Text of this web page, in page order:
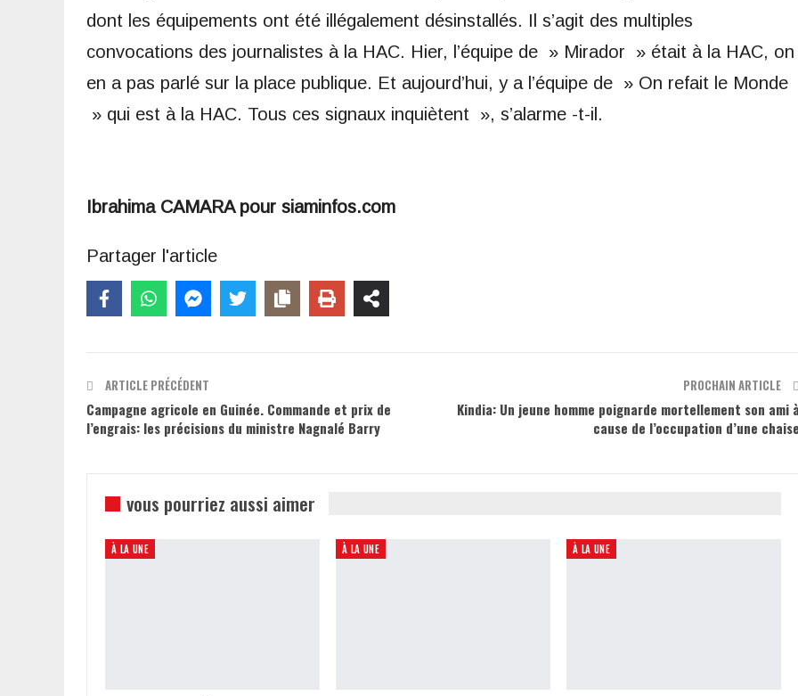
dont les équipements ont été illégalement désinstallés. Il s’agit des multiples
convocations des journalistes à la HAC. Hier, l’équipe de » Mirador » était à la HAC, on
en a pas parlé sur la place publique. Et aujourd’hui, y a l’équipe de » On refait le Monde
» qui est à la HAC. Tous ces signaux inquiètent », s’alarme -t-il.
Ibrahima CAMARA pour siaminfos.com
Partager l'article
ARTICLE PRÉCÉDENT
Campagne agricole en Guinée. Commande et prix de
l’engrais: les précisions du ministre Nagnalé Barry
PROCHAIN ARTICLE
Kindia: Un jeune homme poignarde mortellement son ami
cause de l’occupation d’une
vous pourriez aussi aimer
À LA UNE À LA UNE À LA UNE